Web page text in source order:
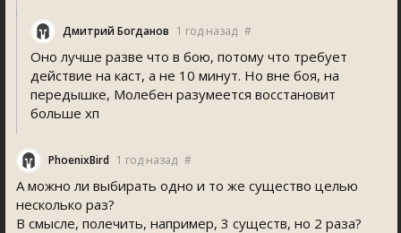
Дмитрий Богданов 1 год назад #
Оно лучше разве что в бою, потому что требует
действие на каст, а не 10 минут. Но вне боя, на
передышке, Молебен разумеется восстановит
больше хп
PhoenixBird 1 год назад #
А можно ли выбирать одно и то же существо целью
несколько раз?
В смысле, полечить, например, 3 существ, но 2 раза?